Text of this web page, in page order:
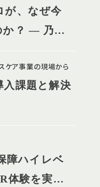
が、なぜ今
か？ — 乃村
修レポート
ア事業の現場から
課題と解決
障ハイレベ
体験を実施